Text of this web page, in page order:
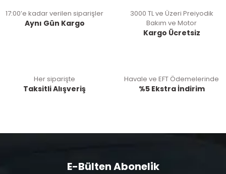
17:00’e kadar verilen siparişler
Aynı Gün Kargo
3000 TL ve Üzeri Preiyodik
Bakım ve Motor
Kargo Ücretsiz
Her siparişte
Taksitli Alışveriş
Havale ve EFT Ödemelerinde
%5 Ekstra İndirim
E-Bülten Abonelik